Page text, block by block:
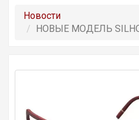
Новости
НОВЫЕ МОДЕЛЬ